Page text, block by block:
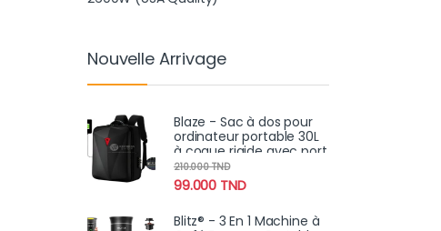
Nouvelle Arrivage
Blaze - Sac à dos pour
ordinateur portable 30L
à coque rigide avec port
USB pour, l'école,voyage
antivol
99.000 TND
210.000TND
Blitz® - 3 En 1 Machine à